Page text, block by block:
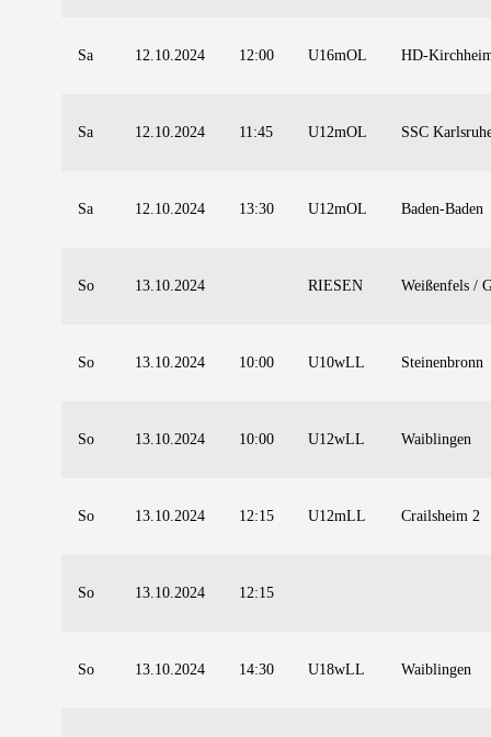
Sa 12.10.2024 12:00 U16mOL HD-
Sa 12.10.2024 11:45 U12mOL SSC
Sa 12.10.2024 13:30 U12mOL Baden-Baden
So 13.10.2024 RIESEN Weißenfels /
So 13.10.2024 10:00 U10wLL Steinenbronn
So 13.10.2024 10:00 U12wLL Waiblingen
So 13.10.2024 12:15 U12mLL Crailsheim 2
So 13.10.2024 12:15
So 13.10.2024 14:30 U18wLL Waiblingen